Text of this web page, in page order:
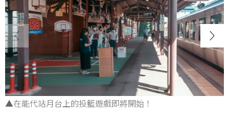
▲在能代站月台上的投籃遊戲即將開始！